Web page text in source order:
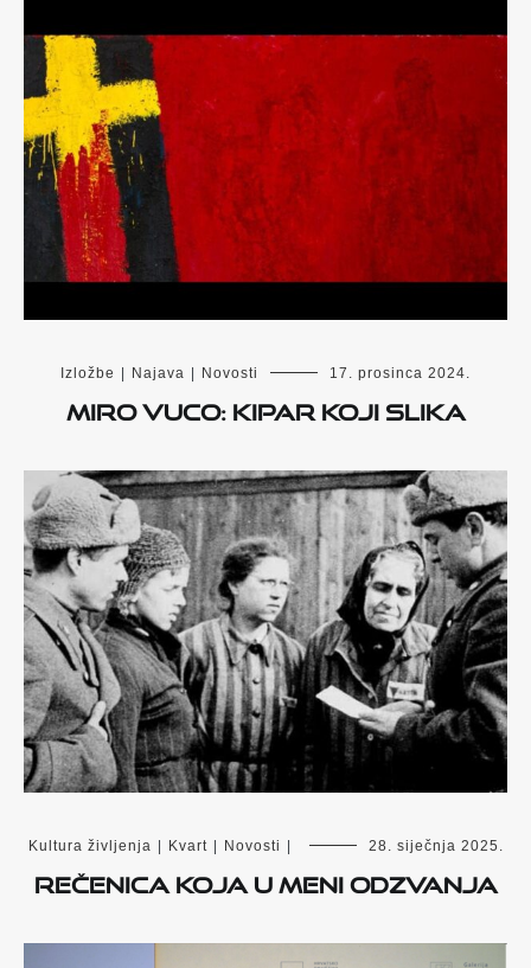
Izložbe | Najava | Novosti 17. prosinca 2024.
Miro Vuco: Kipar koji slika
Kultura življenja | Kvart | Novosti | 28. siječnja 2025.
Rečenica koja u meni odzvanja